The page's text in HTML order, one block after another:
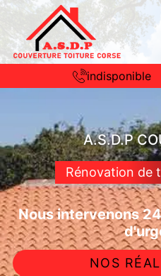
indisponible
A.S.D.P
Rénovation de
Nous intervenons
NOS